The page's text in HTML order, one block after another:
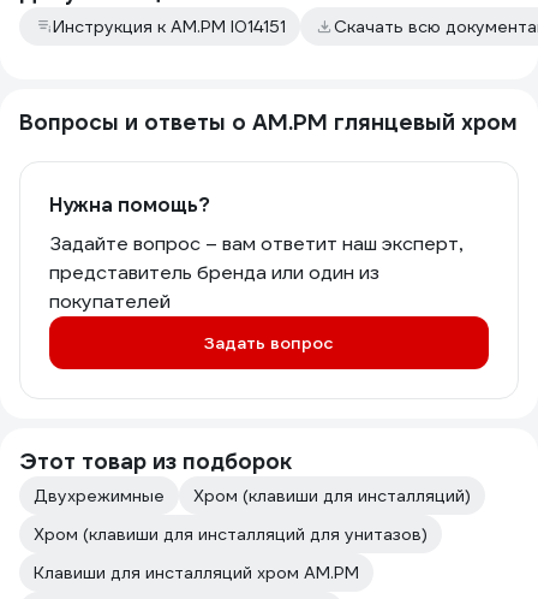
Инструкция к AM.PM I014151 Скачать всю
Вопросы и ответы о AM.PM глянцевый хром
Нужна помощь?
Задайте вопрос – вам ответит наш эксперт,
представитель бренда или один из
покупателей
Задать вопрос
Этот товар из подборок
Двухрежимные
Хром (клавиши для инсталляций)
Хром (клавиши для инсталляций для унитазов)
Клавиши для инсталляций хром AM.PM